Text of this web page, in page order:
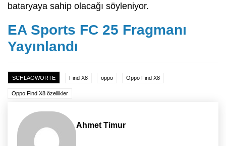
bataryaya sahip olacağı söyleniyor.
EA Sports FC 25 Fragmanı
Yayınlandı
SCHLAGWORTE Find X8 oppo Oppo Find X8
Oppo Find X8 özellikler
Ahmet Timur